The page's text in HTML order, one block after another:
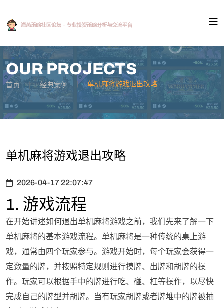
OUR PROJECTS
首页 经典案例 单机麻将游戏退出攻略
单机麻将游戏退出攻略
2026-04-17 22:07:47
1. 游戏流程
在开始讲述如何退出单机麻将游戏之前，我们先来了解一下
单机麻将的基本游戏流程。单机麻将是一种传统的桌上游
戏，通常由四个玩家参与。游戏开始时，每个玩家会获得一
定数量的牌，并按照特定规则进行摸牌、出牌和胡牌的操
作。玩家可以根据手中的牌进行吃、碰、杠等操作，以尽快
完成自己的牌型并胡牌。当有玩家胡牌或者牌堆中的牌被抽